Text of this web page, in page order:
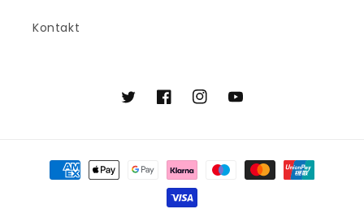
Kontakt
TwitterFacebookInstagramYouTube
Platební
metody